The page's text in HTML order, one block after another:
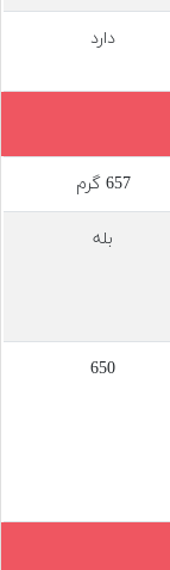
دارد
657 گرم
بله
650